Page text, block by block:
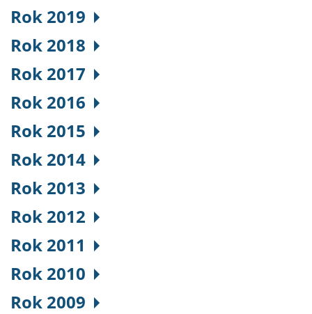
Rok 2019
Rok 2018
Rok 2017
Rok 2016
Rok 2015
Rok 2014
Rok 2013
Rok 2012
Rok 2011
Rok 2010
Rok 2009